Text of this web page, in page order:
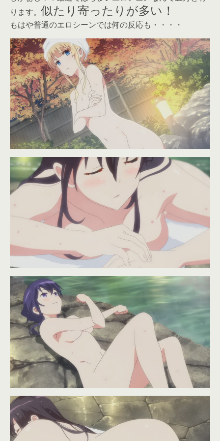
ります。似たり寄ったりが多い！
もはや普通のエロシーンでは何の反応も・・・・